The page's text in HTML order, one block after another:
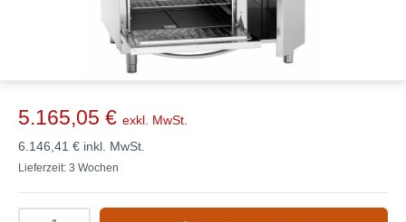
5.165,05 € exkl. MwSt.
6.146,41 € inkl. MwSt.
Lieferzeit: 3 Wochen